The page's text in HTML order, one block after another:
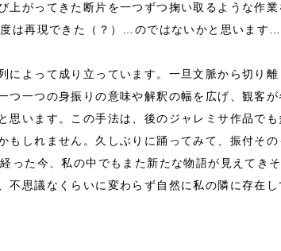
上がってきた断片を一つずつ掬い取るような作
は再現できた（？）…のではないかと思います
によって成り立っています。一旦文脈から切り
つ一つの身振りの意味や解釈の幅を広げ、観客
思います。この手法は、後のジャレミサ作品で
もしれません。久しぶりに踊ってみて、振付そ
った今、私の中でもまた新たな物語が見えてき
不思議なくらいに変わらず自然に私の隣に存在